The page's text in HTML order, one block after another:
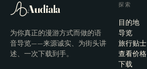
Audiala
为你真正的漫游方式而做的语
音导览——来源诚实、为街头讲
述、一次下载到手。
探索
目的地
导览
旅行贴士
查看价格
下载